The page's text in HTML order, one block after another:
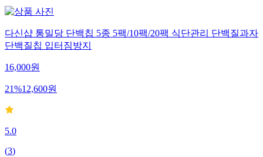
다신샵 통밀당 단백칩 5종 5팩/10팩/20팩 식단관리 단백질과자
단백질칩 입터짐방지
16,000원
21%12,600원
5.0
(3)